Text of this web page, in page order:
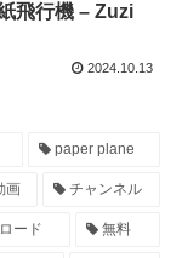
飛行機 – Zuzi
2024.10.13
paper plane
画 チャンネル
ード 無料